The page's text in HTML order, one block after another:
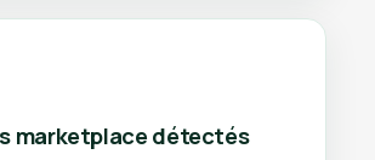
marketplace détectés